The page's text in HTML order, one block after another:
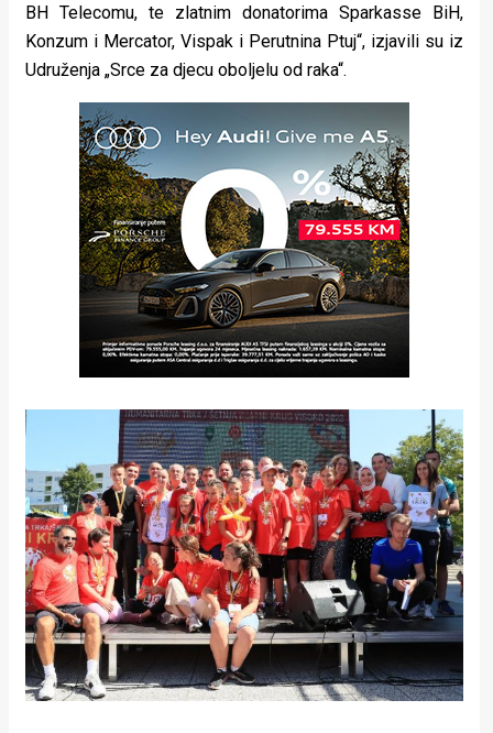
BH Telecomu, te zlatnim donatorima Sparkasse BiH,
Konzum i Mercator, Vispak i Perutnina Ptuj“, izjavili su iz
Udruženja „Srce za djecu oboljelu od raka“.